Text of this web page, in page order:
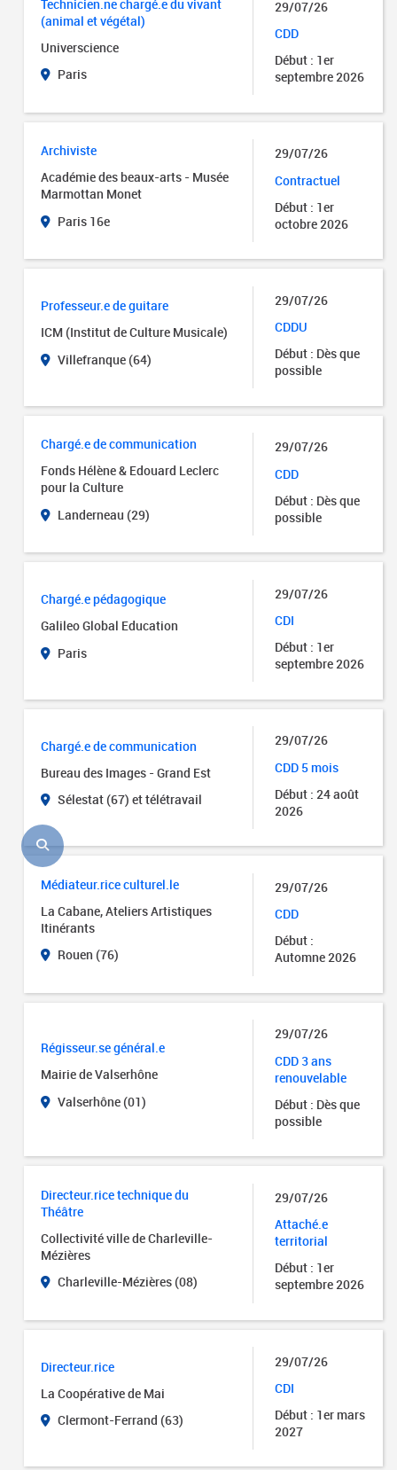
Technicien.ne chargé.e du vivant
(animal et végétal)
Universcience
Paris
29/07/26
CDD
Début : 1er
septembre 2026
Archiviste
Académie des beaux-arts - Musée
Marmottan Monet
Paris 16e
29/07/26
Contractuel
Début : 1er
octobre 2026
Professeur.e de guitare
ICM (Institut de Culture Musicale)
Villefranque (64)
29/07/26
CDDU
Début : Dès que
possible
Chargé.e de communication
Fonds Hélène & Edouard Leclerc
pour la Culture
Landerneau (29)
29/07/26
CDD
Début : Dès que
possible
Chargé.e pédagogique
Galileo Global Education
Paris
29/07/26
CDI
Début : 1er
septembre 2026
Chargé.e de communication
Bureau des Images - Grand Est
Sélestat (67) et télétravail
29/07/26
CDD 5 mois
Début : 24 août
2026
Médiateur.rice culturel.le
La Cabane, Ateliers Artistiques
Itinérants
Rouen (76)
29/07/26
CDD
Début :
Automne 2026
Régisseur.se général.e
Mairie de Valserhône
Valserhône (01)
29/07/26
CDD 3 ans
renouvelable
Début : Dès que
possible
Directeur.rice technique du
Théâtre
Collectivité ville de Charleville-
Mézières
Charleville-Mézières (08)
29/07/26
Attaché.e
territorial
Début : 1er
septembre 2026
Directeur.rice
La Coopérative de Mai
Clermont-Ferrand (63)
29/07/26
CDI
Début : 1er mars
2027